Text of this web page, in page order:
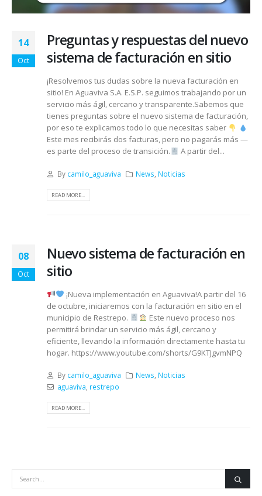
14
Oct
Preguntas y respuestas del nuevo
sistema de facturación en sitio
¡Resolvemos tus dudas sobre la nueva facturación en
sitio! En Aguaviva S.A. E.S.P. seguimos trabajando por un
servicio más ágil, cercano y transparente.Sabemos que
tienes preguntas sobre el nuevo sistema de facturación,
por eso te explicamos todo lo que necesitas saber
Este mes recibirás dos facturas, pero no pagarás más —
es parte del proceso de transición.
A partir del...
By camilo_aguaviva News Noticias
READ MORE...
08
Oct
Nuevo sistema de facturación en
sitio
¡Nueva implementación en Aguaviva!A partir del 16
de octubre, iniciaremos con la facturación en sitio en el
municipio de Restrepo.
Este nuevo proceso nos
permitirá brindar un servicio más ágil, cercano y
eficiente, llevando la información directamente hasta tu
hogar. https://www.youtube.com/shorts/G9KTJgvmNPQ
By camilo_aguaviva News, Noticias
aguaviva, restrepo
READ MORE...